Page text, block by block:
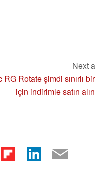
Next
Rotate şimdi sınırlı
için indirimle satın